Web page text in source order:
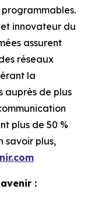
et innovateur du
assurent
réseaux
la
auprès de plus
plus de 50 %
savoir plus,
: